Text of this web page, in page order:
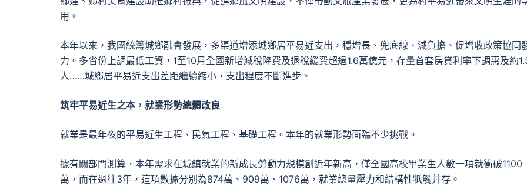
用。
本年以來，我國統籌城鄉融會發展，多渠道增添城鄉居平易近支出，穩增長、兜底線、減負擔、促增收政策協同
力。多省份上調最低工資，1至10月全國新增減稅降費及退稅緩費超過1.6萬億元，存量首套房貸利率下調惠及約
人……城鄉居平易近支出差距繼續縮小，支出程度不斷進步。
筑牢平易近生之本，就業形勢總體改良
就業是最年夜的平易近生工程、民氣工程、基礎工程。本年的就業形勢面臨不少挑戰。
據有關部門測算，本年需求在城鎮就業的新成長勞動力規模創近年新高，僅全國高校畢業生人數一項就衝破1100
萬，而在過往3年，這項數據分別為874萬、909萬、1076萬，就業總量壓力和結構性牴觸并存。